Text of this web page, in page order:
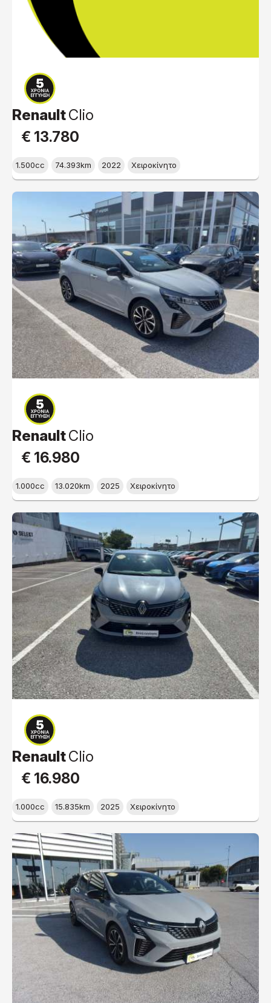
RenaultClio
€ 13.780
1.500cc 74.393km 2022 Χειροκίνητο
RenaultClio
€ 16.980
1.000cc 13.020km 2025 Χειροκίνητο
RenaultClio
€ 16.980
1.000cc 15.835km 2025 Χειροκίνητο